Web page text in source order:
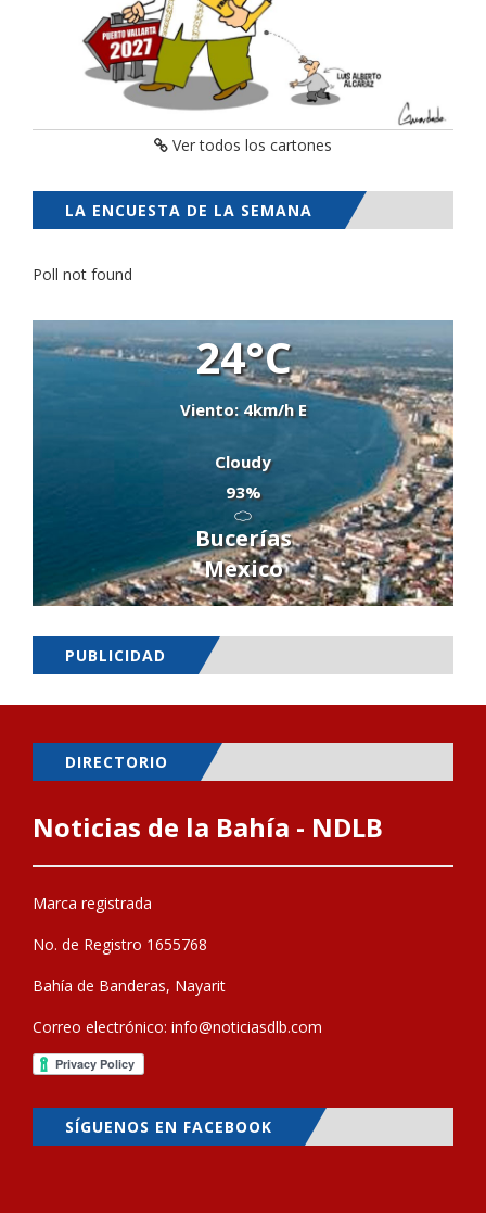
Ver todos los cartones
LA ENCUESTA DE LA SEMANA
Poll not found
24°C
Viento: 4km/h E
Cloudy
93%
Bucerías
Mexico
PUBLICIDAD
DIRECTORIO
Noticias de la Bahía - NDLB
Marca registrada
No. de Registro 1655768
Bahía de Banderas, Nayarit
Correo electrónico: info@noticiasdlb.com
SÍGUENOS EN FACEBOOK